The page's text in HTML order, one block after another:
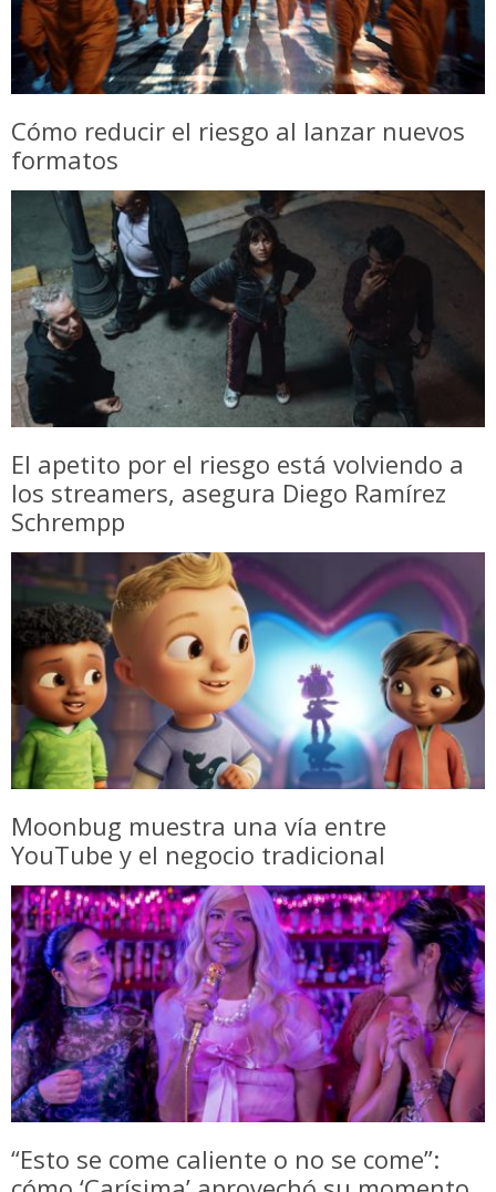
Cómo reducir el riesgo al lanzar nuevos
formatos
El apetito por el riesgo está volviendo a
los streamers, asegura Diego Ramírez
Schrempp
Moonbug muestra una vía entre
YouTube y el negocio tradicional
“Esto se come caliente o no se come”: